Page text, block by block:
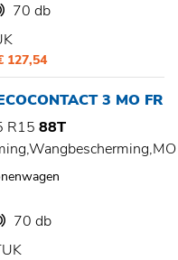
70 db
127,54
3 MO FR
R15 88T
70 db